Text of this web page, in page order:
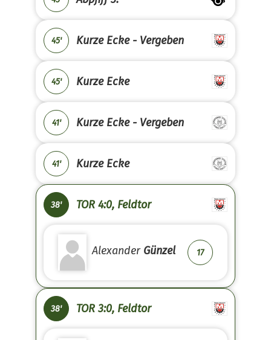
45' Kurze Ecke - Vergeben
45' Kurze Ecke
41' Kurze Ecke - Vergeben
41' Kurze Ecke
38' TOR 4:0, Feldtor
Alexander Günzel 17
38' TOR 3:0, Feldtor